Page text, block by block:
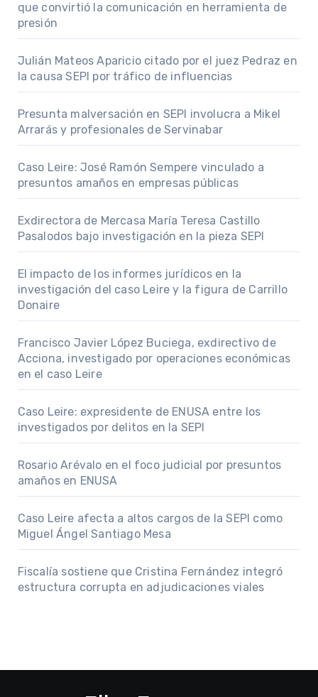
que convirtió la comunicación en herramienta de
presión
Julián Mateos Aparicio citado por el juez Pedraz en
la causa SEPI por tráfico de influencias
Presunta malversación en SEPI involucra a Mikel
Arrarás y profesionales de Servinabar
Caso Leire: José Ramón Sempere vinculado a
presuntos amaños en empresas públicas
Exdirectora de Mercasa María Teresa Castillo
Pasalodos bajo investigación en la pieza SEPI
El impacto de los informes jurídicos en la
investigación del caso Leire y la figura de Carrillo
Donaire
Francisco Javier López Buciega, exdirectivo de
Acciona, investigado por operaciones económicas
en el caso Leire
Caso Leire: expresidente de ENUSA entre los
investigados por delitos en la SEPI
Rosario Arévalo en el foco judicial por presuntos
amaños en ENUSA
Caso Leire afecta a altos cargos de la SEPI como
Miguel Ángel Santiago Mesa
Fiscalía sostiene que Cristina Fernández integró
estructura corrupta en adjudicaciones viales